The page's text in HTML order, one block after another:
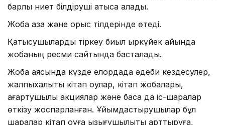
барлық ниет білдіруші қатыса алады.
Жоба қазақ және орыс тілдерінде өтеді.
Қатысушыларды тіркеу биыл қыркүйек айында
жобаның ресми сайтында басталады.
Жоба аясында күзде елордада әдеби кездесулер,
жалпыхалықтық кітап оқулар, кітап жобалары,
ағартушылық акциялар және басқа да іс-шаралар
өткізу жоспарланған. Ұйымдастырушылар бұл
шаралар кітап оқуға қызығушылықты арттыруға,